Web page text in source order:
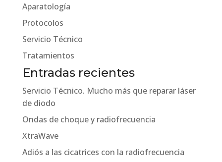
Aparatología
Protocolos
Servicio Técnico
Tratamientos
Entradas recientes
Servicio Técnico. Mucho más que reparar láser
de diodo
Ondas de choque y radiofrecuencia
XtraWave
Adiós a las cicatrices con la radiofrecuencia